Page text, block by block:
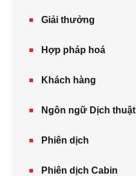
Giải thưởng
Hợp pháp hoá
Khách hàng
Ngôn ngữ Dịch thuật
Phiên dịch
Phiên dịch Cabin